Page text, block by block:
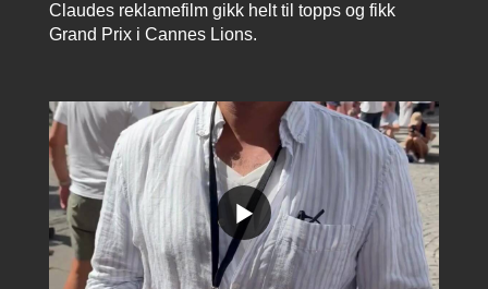
Claudes reklamefilm gikk helt til topps og fikk
Grand Prix i Cannes Lions.